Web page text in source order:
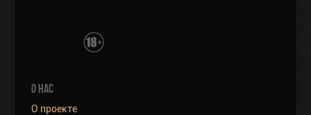
О НАС
О проекте